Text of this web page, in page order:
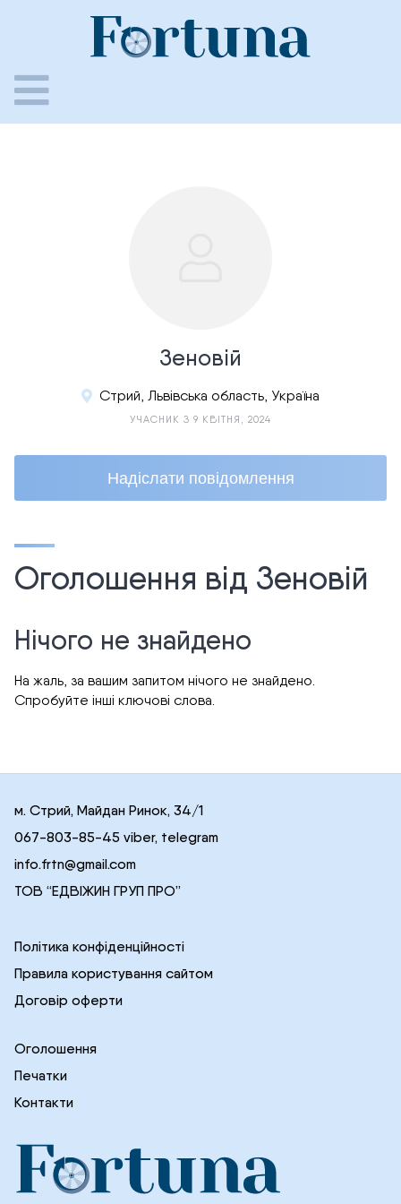
Зеновій
Стрий, Львівська область, Україна
УЧАСНИК З 9 КВІТНЯ, 2024
Надіслати повідомлення
Оголошення від Зеновій
Нічого не знайдено
На жаль, за вашим запитом нічого не знайдено.
Спробуйте інші ключові слова.
м. Стрий, Майдан Ринок, 34/1
067-803-85-45 viber, telegram
info.frtn@gmail.com
ТОВ “ЕДВІЖИН ГРУП ПРО”
Політика конфіденційності
Правила користування сайтом
Договір оферти
Оголошення
Печатки
Контакти